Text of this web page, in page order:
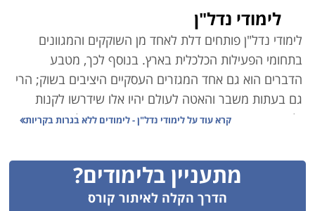
לימודי נדל"ן
לימודי נדל"ן פותחים דלת לאחד מן השוקקים והמגוונים
בתחומי הפעילות הכלכלית בארץ. בנוסף לכך, מטבע
הדברים הוא גם אחד המגזרים העסקיים היציבים בשוק; הרי
גם בעתות משבר והאטה לעולם יהיו אלו שידרשו לקנות
ולמכור נכסים. היזמות בתחום מתאפיינת בפעילות ארוכת
בפעילות, הרי גם מכירה בהפסד, או אפילו פשיטת רגל הן
פעילויות מסחרית המייצרות הזדמנות עבור גורמים אחרים
בתחום ליזום ולהרוויח.
קרא עוד עללימודי נדל"ן - לימודים ללא בגרות בקריות
מתעניין בלימודים?
הדרך הקלה לאיתור קורס